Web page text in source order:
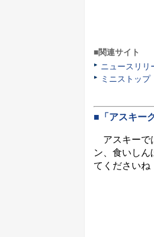
■関連サイト
ニュースリリ
ミニストップ
■「アスキー
アスキーで
ン、食いしん
てくださいね